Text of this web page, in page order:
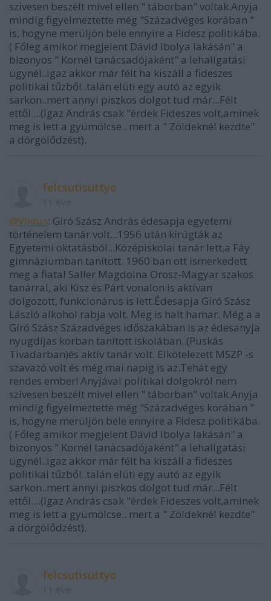
szívesen beszélt mivel ellen " táborban" voltak.Anyja
mindíg figyelmeztette még "Századvéges korában "
is, hogyne merüljön bele ennyire a Fidesz politikába.
( Főleg amikor megjelent Dávid Ibolya lakásán" a
bizonyos " Kornél tanácsadójaként" a lehallgatási
ügynél..igaz akkor már félt ha kiszáll a fideszes
politikai tűzből..talán elüti egy autó az egyik
sarkon..mert annyi piszkos dolgot tud már...Félt
ettől....(Igaz András csak "érdek Fideszes volt,aminek
meg is lett a gyümölcse.. mert a " Zöldeknél kezdte"
a dörgölődzést).
felcsutisuttyo
@Viktus: Gíró Szász András édesapja egyetemi
történelem tanár volt...1956 után kirúgták az
Egyetemi oktatásból...Középiskolai tanár lett,a Fáy
gimnáziumban tanított. 1960 ban ott ismerkedett
meg a fiatal Saller Magdolna Orosz-Magyar szakos
tanárral, aki Kisz és Párt vonalon is aktívan
dolgozott, funkcionárus is lett.Édesapja Gíró Szász
László alkohol rabja volt. Meg is halt hamar. Még a a
Gíró Szász Századvéges időszakában is az édesanyja
nyugdíjas korban tanított iskolában..(Puskás
Tivadarban)és aktív tanár volt. Elkötelezett MSZP -s
szavazó volt és még mai napig is az.Tehát egy
rendes ember! Anyjával politikai dolgokról nem
szívesen beszélt mivel ellen " táborban" voltak.Anyja
mindíg figyelmeztette még "Századvéges korában "
is, hogyne merüljön bele ennyire a Fidesz politikába.
( Főleg amikor megjelent Dávid Ibolya lakásán" a
bizonyos " Kornél tanácsadójaként" a lehallgatási
ügynél..igaz akkor már félt ha kiszáll a fideszes
politikai tűzből..talán elüti egy autó az egyik
sarkon..mert annyi piszkos dolgot tud már...Félt
ettől....(Igaz András csak "érdek Fideszes volt,aminek
meg is lett a gyümölcse.. mert a " Zöldeknél kezdte"
a dörgölődzést).
felcsutisuttyo